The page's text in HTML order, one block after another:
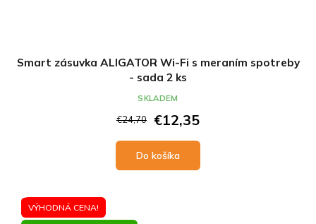
Smart zásuvka ALIGATOR Wi-Fi s meraním spotreby
- sada 2 ks
€24,70 €12,35
Do košíka
SKLADEM
VÝHODNÁ CENA!